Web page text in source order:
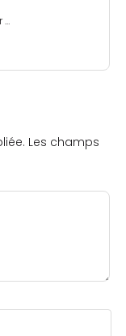
…
Les champs